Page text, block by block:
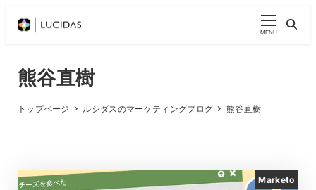
MENU
熊谷直樹
トップページ ルシダスのマーケティングブログ 熊谷直樹
Marketo